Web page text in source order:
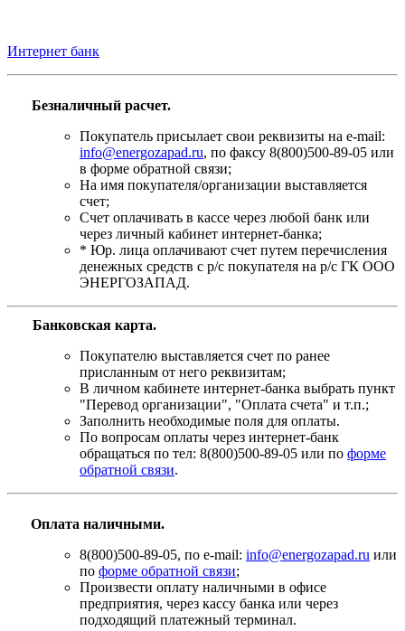
Интернет банк
Безналичный расчет.
Покупатель присылает свои реквизиты на e-mail:
info@energozapad.ru, по факсу 8(800)500-89-05 или
в форме обратной связи;
На имя покупателя/организации выставляется
счет;
Счет оплачивать в кассе через любой банк или
через личный кабинет интернет-банка;
* Юр. лица оплачивают счет путем перечисления
денежных средств с р/с покупателя на р/с ГК ООО
ЭНЕРГОЗАПАД.
Банковская карта.
Покупателю выставляется счет по ранее
присланным от него реквизитам;
В личном кабинете интернет-банка выбрать пункт
"Перевод организации", "Оплата счета" и т.п.;
Заполнить необходимые поля для оплаты.
По вопросам оплаты через интернет-банк
обращаться по тел: 8(800)500-89-05 или по форме
обратной связи.
Оплата наличными.
8(800)500-89-05, по e-mail: info@energozapad.ru или
по форме обратной связи;
Произвести оплату наличными в офисе
предприятия, через кассу банка или через
подходящий платежный терминал.